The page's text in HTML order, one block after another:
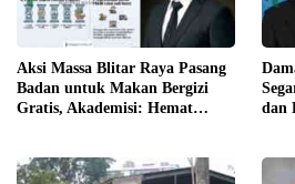
Aksi Massa Blitar Raya Pasang
Badan untuk Makan Bergizi
Gratis, Akademisi: Hemat
dan